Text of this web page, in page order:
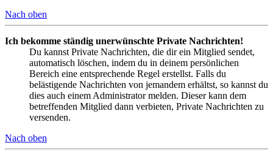
Nach oben
Ich bekomme ständig unerwünschte Private Nachrichten!
Du kannst Private Nachrichten, die dir ein Mitglied sendet,
automatisch löschen, indem du in deinem persönlichen
Bereich eine entsprechende Regel erstellst. Falls du
belästigende Nachrichten von jemandem erhältst, so kannst du
dies auch einem Administrator melden. Dieser kann dem
betreffenden Mitglied dann verbieten, Private Nachrichten zu
versenden.
Nach oben